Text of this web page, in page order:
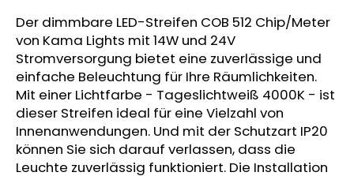
Der dimmbare LED-Streifen COB 512 Chip/Meter
von Kama Lights mit 14W und 24V
Stromversorgung bietet eine zuverlässige und
einfache Beleuchtung für Ihre Räumlichkeiten.
Mit einer Lichtfarbe - Tageslichtweiß 4000K - ist
dieser Streifen ideal für eine Vielzahl von
Innenanwendungen. Und mit der Schutzart IP20
können Sie sich darauf verlassen, dass die
Leuchte zuverlässig funktioniert. Die Installation
i
r
e
m
p
f
e
h
l